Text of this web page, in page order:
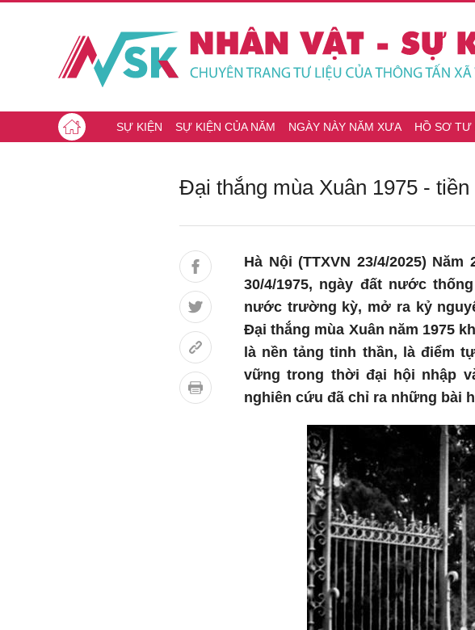
SỰ KIỆN SỰ KIỆN CỦA NĂM NGÀY NÀY NĂM XƯA HỒ SƠ TƯ
Đại thắng mùa Xuân 1975 -
Hà Nội (TTXVN 23/4/2025)
30/4/1975, ngày đất nước
nước trường kỳ, mở ra kỷ
Đại thắng mùa Xuân năm 1975
là nền tảng tinh thần, là điểm
vững trong thời đại hội nhập
nghiên cứu đã chỉ ra những bài